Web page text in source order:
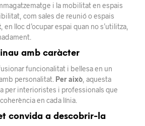
i la mobilitat en espais
com sales de reunió o espais
, en lloc d’ocupar espai quan no s’utilitza,
amb caràcter
funcionalitat i bellesa en un
personalitat. Per això , aquesta
per interioristes i professionals que
en cada línia.
convida a descobrir-la